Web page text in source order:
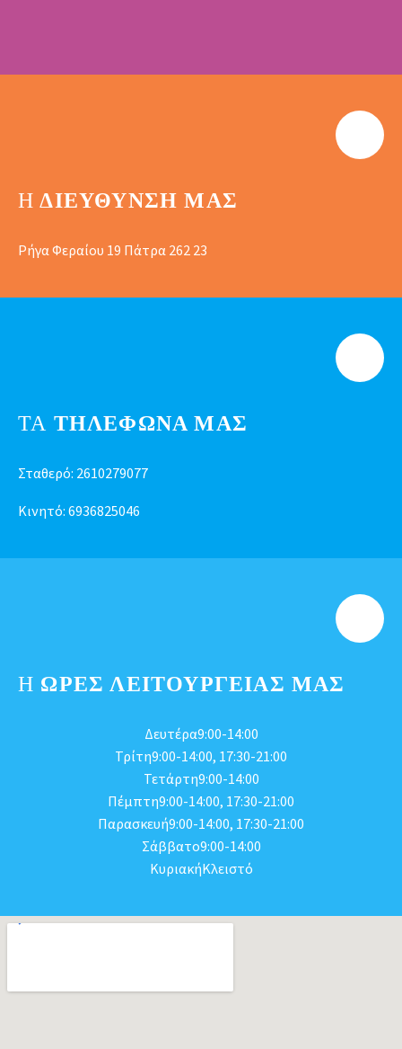
Η ΔΙΕΎΘΥΝΣΗ ΜΑΣ
Ρήγα Φεραίου 19 Πάτρα 262 23
ΤΑ ΤΗΛΕΦΩΝΑ ΜΑΣ
Σταθερό: 2610279077
Κινητό: 6936825046
Η ΩΡΕΣ ΛΕΙΤΟΥΡΓΕΊΑΣ ΜΑΣ
Δευτέρα9:00-14:00
Τρίτη9:00-14:00, 17:30-21:00
Τετάρτη9:00-14:00
Πέμπτη9:00-14:00, 17:30-21:00
Παρασκευή9:00-14:00, 17:30-21:00
Σάββατο9:00-14:00
ΚυριακήΚλειστό